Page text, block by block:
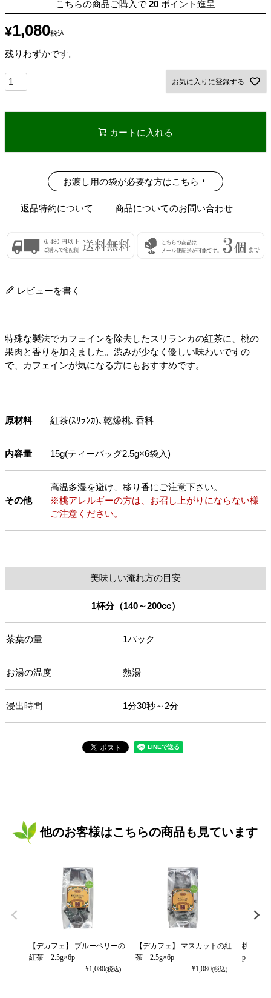
こちらの商品ご購入で 20 ポイント進呈
¥1,080税込
残りわずかです。
お気に入りに登録する
カートに入れる
お渡し用の袋が必要な方はこちら
返品特約について 商品についてのお問い合わせ
レビューを書く
特殊な製法でカフェインを除去したスリランカの紅茶に、桃の
果肉と香りを加えました。渋みが少なく優しい味わいですの
で、カフェインが気になる方にもおすすめです。
原材料 紅茶(ｽﾘﾗﾝｶ)､乾燥桃､香料
内容量 15g(ティーバッグ2.5g×6袋入)
その他
高温多湿を避け、移り香にご注意下さい。
※桃アレルギーの方は、お召し上がりにならない様
ご注意ください。
美味しい淹れ方の目安
1杯分（140～200cc）
茶葉の量 1パック
お湯の温度 熱湯
浸出時間 1分30秒～2分
他のお客様はこちらの商品も見ています
【デカフェ】 ブルーベリーの
紅茶 2.5g×6p
¥1,080(税込)
【デカフェ】 マスカットの紅
茶 2.5g×6p
¥1,080(税込)
桃の緑
p